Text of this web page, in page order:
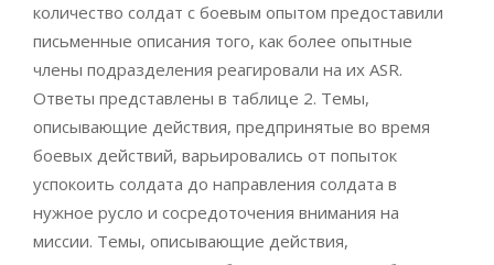
количество солдат с боевым опытом предоставили
письменные описания того, как более опытные
члены подразделения реагировали на их ASR.
Ответы представлены в таблице 2. Темы,
описывающие действия, предпринятые во время
боевых действий, варьировались от попыток
успокоить солдата до направления солдата в
нужное русло и сосредоточения внимания на
миссии. Темы, описывающие действия,